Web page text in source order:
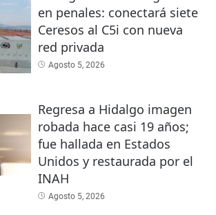
en penales: conectará siete
Ceresos al C5i con nueva
red privada
Agosto 5, 2026
Regresa a Hidalgo imagen
robada hace casi 19 años;
fue hallada en Estados
Unidos y restaurada por el
INAH
Agosto 5, 2026